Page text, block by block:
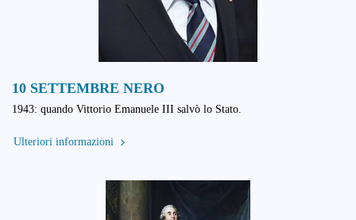
10 SETTEMBRE NERO
1943: quando Vittorio Emanuele III salvò lo Stato.
Ulteriori informazioni